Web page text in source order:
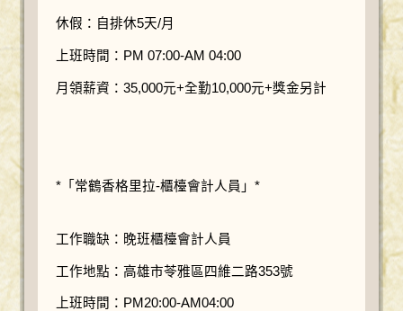
休假：自排休5天/月
上班時間：PM 07:00-AM 04:00
月領薪資：35,000元+全勤10,000元+獎金另計
*「常鶴香格里拉-櫃檯會計人員」*
工作職缺：晚班櫃檯會計人員
工作地點：高雄市苓雅區四維二路353號
上班時間：PM20:00-AM04:00